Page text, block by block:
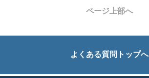
ページ上部へ
よくある質問トップへ